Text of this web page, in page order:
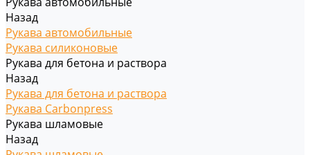
Назад
Рукава автомобильные
Рукава силиконовые
Рукава для бетона и раствора
Назад
Рукава для бетона и раствора
Рукава Carbonpress
Рукава шламовые
Назад